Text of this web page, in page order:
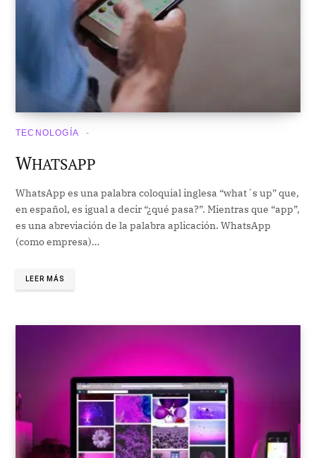
TECNOLOGÍA
WHATSAPP
WhatsApp es una palabra coloquial inglesa “what´s up” que,
en español, es igual a decir “¿qué pasa?”. Mientras que “app”,
es una abreviación de la palabra aplicación. WhatsApp
(como empresa)…
LEER MÁS